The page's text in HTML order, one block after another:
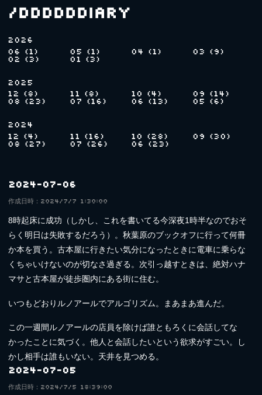
/ddddddiary
2026
06 (1)
05 (1) 04 (1) 03 (9)
02 (3) 01 (3)
2025
12 (8)
11 (8) 10 (4) 09 (14)
08 (23) 07 (16) 06 (13) 05 (6)
2024
12 (4)
11 (16) 10 (28) 09 (30)
08 (27) 07 (26) 06 (23)
2024-07-06
作成日時：2024/7/7 1:30:00
8時起床に成功（しかし、これを書いてる今深夜1時半なのでおそ
らく明日は失敗するだろう）。秋葉原のブックオフに行って何冊
か本を買う。古本屋に行きたい気分になったときに電車に乗らな
くちゃいけないのが切なさ過ぎる。次引っ越すときは、絶対ハナ
マサと古本屋が徒歩圏内にある街に住む。
いつもどおりルノアールでアルゴリズム。まあまあ進んだ。
この一週間ルノアールの店員を除けば誰ともろくに会話してな
かったことに気づく。他人と会話したいという欲求がすごい。し
かし相手は誰もいない。天井を見つめる。
2024-07-05
作成日時：2024/7/5 18:39:00